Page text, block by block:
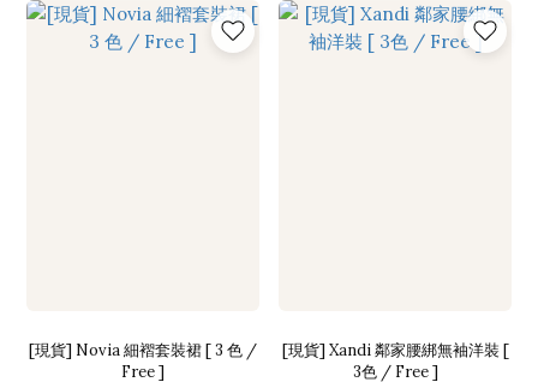
[現貨] Novia 細褶套裝裙 [ 3 色 /
Free ]
[現貨] Xandi 鄰家腰綁無袖洋裝 [
3色 / Free ]